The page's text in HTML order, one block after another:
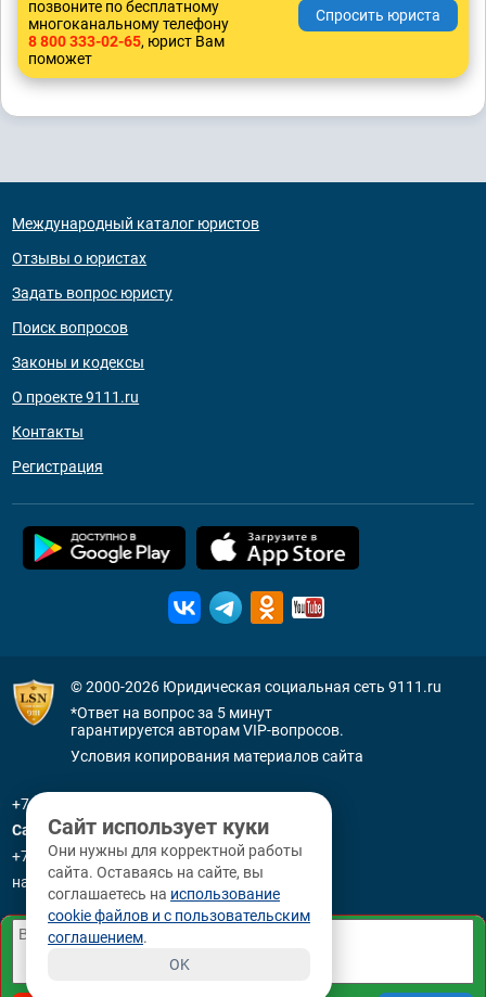
позвоните по бесплатному
многоканальному телефону
8 800 333-02-65, юрист Вам
поможет
Международный каталог юристов
Отзывы о юристах
Задать вопрос юристу
Поиск вопросов
Законы и кодексы
О проекте 9111.ru
Контакты
Регистрация
© 2000-2026 Юридическая социальная сеть 9111.ru
*Ответ на вопрос за 5 минут
гарантируется авторам VIP-вопросов.
Условия копирования материалов сайта
+7 (800) 505-91-11
Санкт-Петербург
+7 (812) 336-92-64
наб. р. Фонтанки, д. 59
Сайт использует куки
Они нужны для корректной работы
сайта. Оставаясь на сайте, вы
соглашаетесь на использование
cookie файлов и с пользовательским
соглашением.
OK